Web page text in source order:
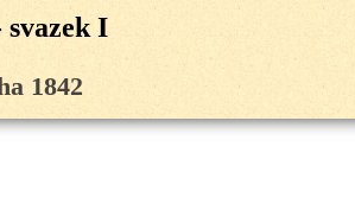
svazek I
1842